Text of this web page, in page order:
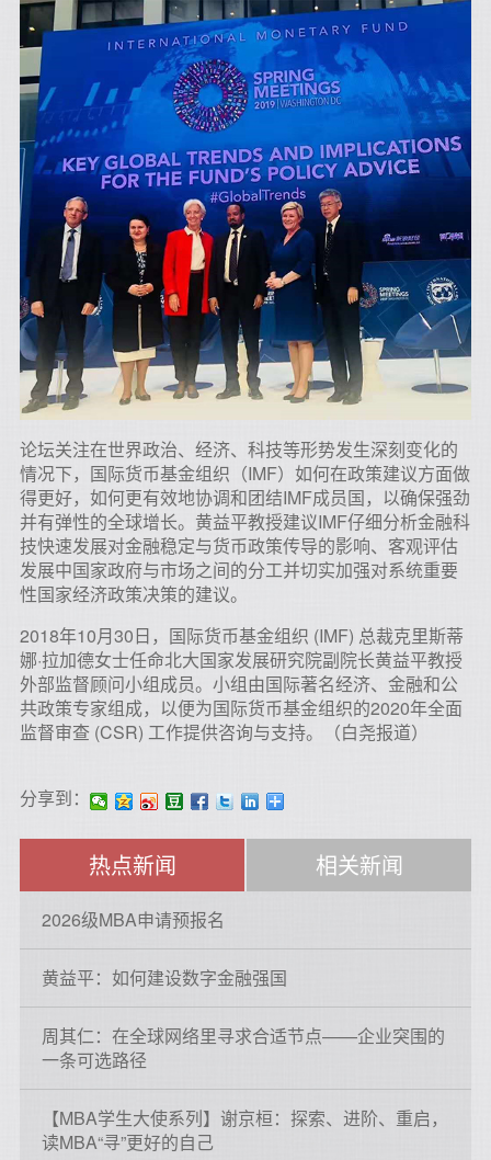
论坛关注在世界政治、经济、科技等形势发生深刻变化的
情况下，国际货币基金组织（IMF）如何在政策建议方面做
得更好，如何更有效地协调和团结IMF成员国，以确保强劲
并有弹性的全球增长。黄益平教授建议IMF仔细分析金融科
技快速发展对金融稳定与货币政策传导的影响、客观评估
发展中国家政府与市场之间的分工并切实加强对系统重要
性国家经济政策决策的建议。
2018年10月30日，国际货币基金组织 (IMF) 总裁克里斯蒂
娜·拉加德女士任命北大国家发展研究院副院长黄益平教授
外部监督顾问小组成员。小组由国际著名经济、金融和公
共政策专家组成，以便为国际货币基金组织的2020年全面
监督审查 (CSR) 工作提供咨询与支持。（白尧报道）
分享到：
热点新闻 相关新闻
2026级MBA申请预报名
黄益平：如何建设数字金融强国
周其仁：在全球网络里寻求合适节点——企业突围的
一条可选路径
【MBA学生大使系列】谢京桓：探索、进阶、重启，
读MBA“寻”更好的自己